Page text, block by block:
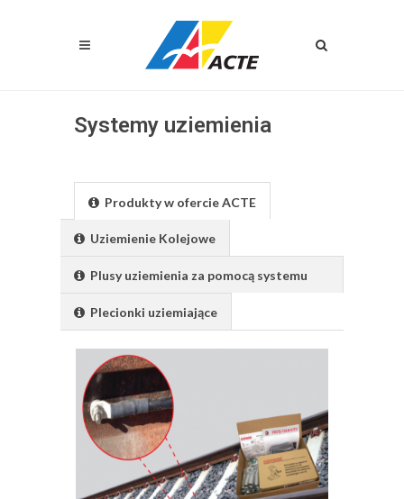
Systemy uziemienia
Produkty w ofercie ACTE
Uziemienie Kolejowe
Plusy uziemienia za pomocą systemu
Elpress
Plecionki uziemiające